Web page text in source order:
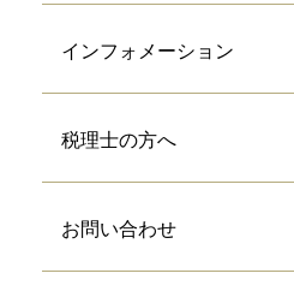
インフォメーション
税理士の方へ
お問い合わせ